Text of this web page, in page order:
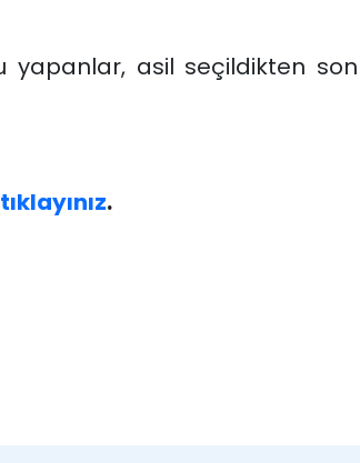
yapanlar, asil seçildikten
tıklayınız.